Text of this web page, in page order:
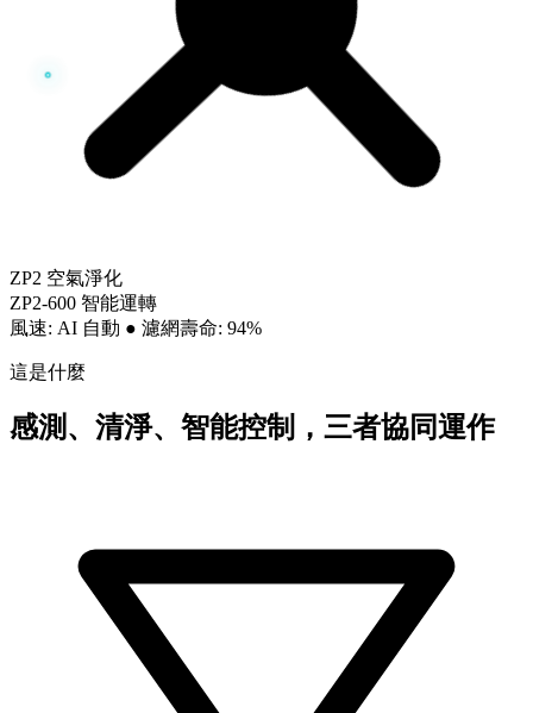
ZP2 空氣淨化
ZP2-600 智能運轉
風速: AI 自動 ● 濾網壽命: 94%
這是什麼
感測、清淨、智能控制，三者協同運作